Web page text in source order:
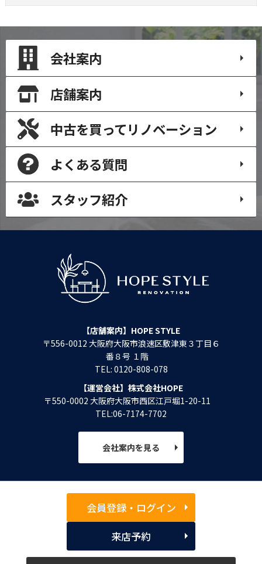
会社案内
店舗案内
中古を買ってリノベーション
よくある質問
スタッフ紹介
【店舗案内】HOPE STYLE
〒556-0012 大阪府大阪市浪速区敷津東３丁目６
番８号 １階
TEL: 0120-808-078
【運営会社】株式会社HOPE
〒550-0002 大阪府大阪市西区江戸堀1-20-11
TEL:06-7174-7702
会社案内を見る
会員登録・ログイン
来店予約